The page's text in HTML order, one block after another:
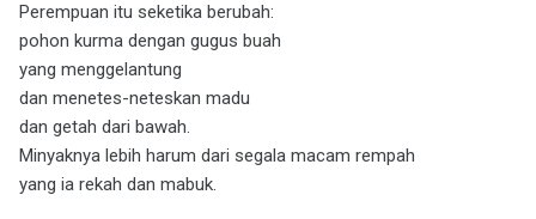
Perempuan itu seketika berubah:
pohon kurma dengan gugus buah
yang menggelantung
dan menetes-neteskan madu
dan getah dari bawah.
Minyaknya lebih harum dari segala macam rempah
yang ia rekah dan mabuk.